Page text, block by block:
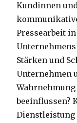
Kundinnen
Pressearbeit
Stärken und
Unternehmen
beeinflussen?